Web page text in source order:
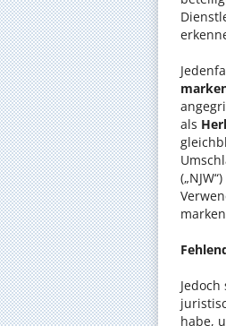
als
habe,